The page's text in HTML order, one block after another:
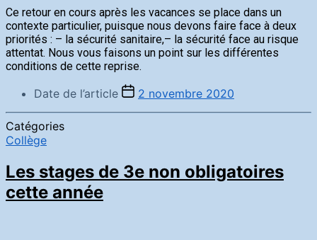
Ce retour en cours après les vacances se place dans un
contexte particulier, puisque nous devons faire face à deux
priorités : – la sécurité sanitaire,– la sécurité face au risque
attentat. Nous vous faisons un point sur les différentes
conditions de cette reprise.
Date de l’article 2 novembre 2020
Catégories
Collège
Les stages de 3e non obligatoires
cette année